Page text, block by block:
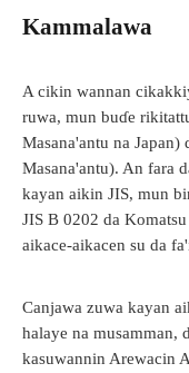
Kammalawa
A cikin wannan
ruwa, mun buɗe
Masana'antu na
Masana'antu). An fara
kayan aikin JIS, mun
JIS B 0202 da
aikace-aikacen su da
Canjawa zuwa kayan
halaye na musamman,
kasuwannin Arewacin